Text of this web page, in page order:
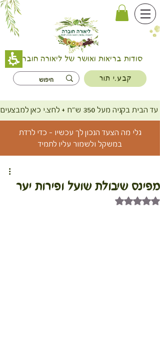
סודות בריאות ואושר של ליאורה חוברה
קבע.י תור
ש"ח + לחצ.י כאן למבצעים
גלי מה הצעד הנכון לך עכשיו - כדי לרדת
במשקל ולשמור עליו לתמיד
מפינס שיבולת שועל ופירות יער
דירוג של NaN מתוך 5 כוכבים